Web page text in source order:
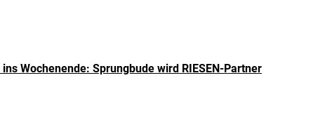
Wochenende: Sprungbude wird RIESEN-Partner